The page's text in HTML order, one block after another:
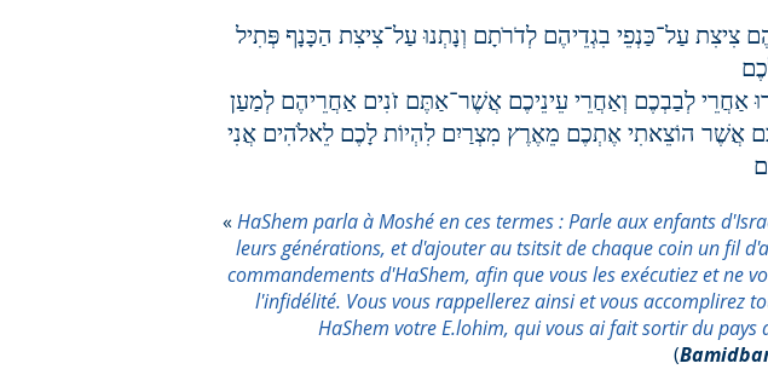
עַל־כַּנְפֵי בִגְדֵיהֶם לְדֹרֹתָם וְנָתְנוּ עַל־צִיצִת הַכָּנָף פְּתִיל
אַחֲרֵי לְבַבְכֶם וְאַחֲרֵי עֵינֵיכֶם אֲשֶׁר־אַתֶּם זֹנִים אַחֲרֵיהֶם לְמַעַן
אֲשֶׁר הוֹצֵאתִי אֶתְכֶם מֵאֶרֶץ מִצְרַיִם לִהְיוֹת לָכֶם לֵאלֹהִים אֲנִי
«HaShem parla à Moshé en ces termes : Parle aux enfants
leurs générations, et d'ajouter au tsitsit de chaque coin un fil
commandements d'HaShem, afin que vous les exécutiez et ne
l'infidélité. Vous vous rappellerez ainsi et vous accomplirez
HaShem votre E.lohim, qui vous ai fait sortir du pays
(